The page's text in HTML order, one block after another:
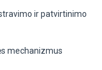
ir patvirtinimo
mechanizmus